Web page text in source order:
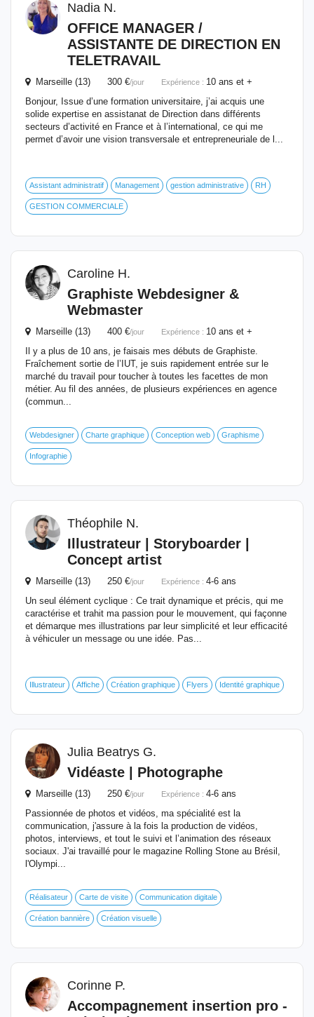
Nadia N.
OFFICE MANAGER /
ASSISTANTE DE DIRECTION EN
TELETRAVAIL
Marseille (13) 300 €/jour Expérience : 10 ans et +
Bonjour, Issue d’une formation universitaire, j’ai acquis une
solide expertise en assistanat de Direction dans différents
secteurs d’activité en France et à l’international, ce qui me
permet d’avoir une vision transversale et entrepreneuriale de l...
Assistant administratif Management gestion administrative RH
GESTION COMMERCIALE
Caroline H.
Graphiste Webdesigner &
Webmaster
Marseille (13) 400 €/jour Expérience : 10 ans et +
Il y a plus de 10 ans, je faisais mes débuts de Graphiste.
Fraîchement sortie de l’IUT, je suis rapidement entrée sur le
marché du travail pour toucher à toutes les facettes de mon
métier. Au fil des années, de plusieurs expériences en agence
(commun...
Webdesigner Charte graphique Conception web Graphisme
Infographie
Théophile N.
Illustrateur | Storyboarder |
Concept artist
Marseille (13) 250 €/jour Expérience : 4-6 ans
Un seul élément cyclique : Ce trait dynamique et précis, qui me
caractérise et trahit ma passion pour le mouvement, qui façonne
et démarque mes illustrations par leur simplicité et leur efficacité
à véhiculer un message ou une idée. Pas...
Illustrateur Affiche Création graphique Flyers Identité graphique
Julia Beatrys G.
Vidéaste | Photographe
Marseille (13) 250 €/jour Expérience : 4-6 ans
Passionnée de photos et vidéos, ma spécialité est la
communication, j'assure à la fois la production de vidéos,
photos, interviews, et tout le suivi et l’animation des réseaux
sociaux. J'ai travaillé pour le magazine Rolling Stone au Brésil,
l'Olympi...
Réalisateur Carte de visite Communication digitale
Création bannière Création visuelle
Corinne P.
Accompagnement insertion pro -